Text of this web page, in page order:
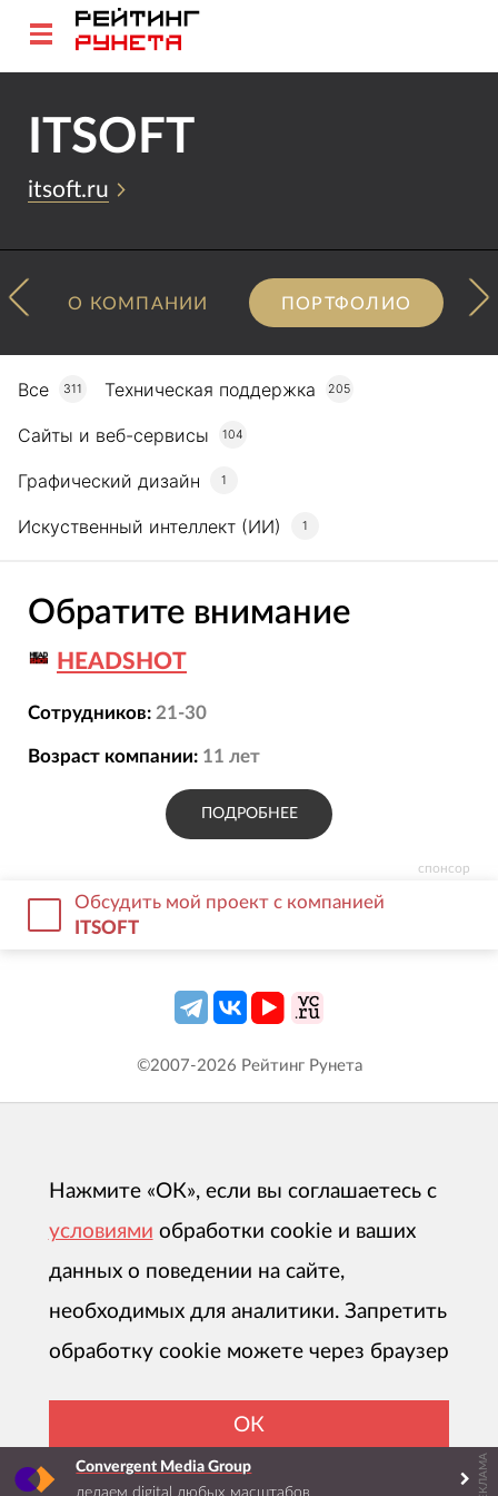
ITSOFT
itsoft.ru
О КОМПАНИИ ПОРТФОЛИО
Все 311 Техническая поддержка 205
Сайты и веб-сервисы 104
Графический дизайн 1
Искуственный интеллект (ИИ) 1
спонсор
Обратите внимание
HEADSHOT
Сотрудников: 21-30
Возраст компании: 11 лет
ПОДРОБНЕЕ
Обсудить мой проект с компанией
ITSOFT
Convergent Media Group
делаем digital любых масштабов
РЕКЛАМА
©2007-2026 Рейтинг Рунета
Нажмите «ОК», если вы соглашаетесь с
условиями обработки cookie и ваших
данных о поведении на сайте,
необходимых для аналитики. Запретить
обработку cookie можете через браузер
ОК